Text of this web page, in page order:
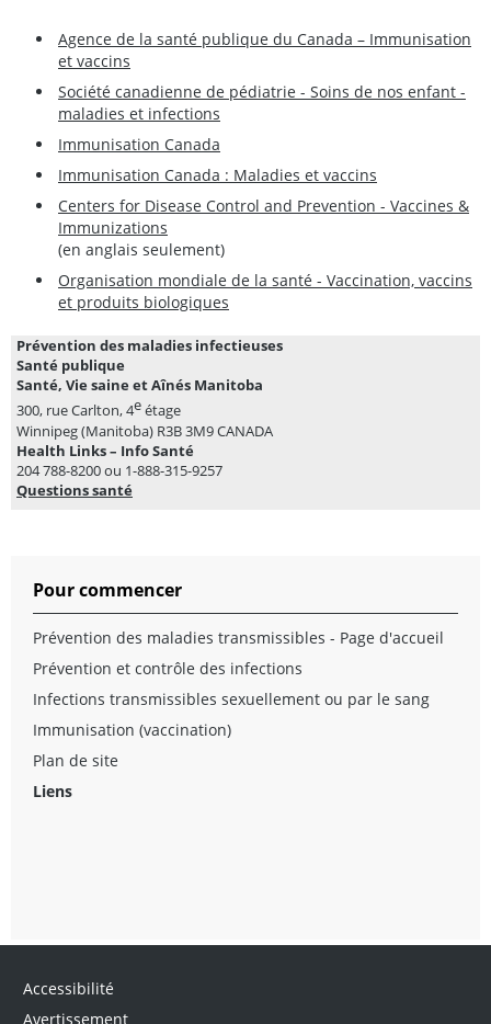
Agence de la santé publique du Canada – Immunisation
et vaccins
Société canadienne de pédiatrie - Soins de nos enfant -
maladies et infections
Immunisation Canada
Immunisation Canada : Maladies et vaccins
Centers for Disease Control and Prevention - Vaccines &
Immunizations
(en anglais seulement)
Organisation mondiale de la santé - Vaccination, vaccins
et produits biologiques
Prévention des maladies infectieuses
Santé publique
Santé, Vie saine et Aînés Manitoba
300, rue Carlton, 4eétage
Winnipeg (Manitoba) R3B 3M9 CANADA
Health Links – Info Santé
204 788-8200 ou 1-888-315-9257
Questions santé
Pour commencer
Prévention des maladies transmissibles - Page d'accueil
Prévention et contrôle des infections
Infections transmissibles sexuellement ou par le sang
Immunisation (vaccination)
Plan de site
Liens
Accessibilité
Avertissement